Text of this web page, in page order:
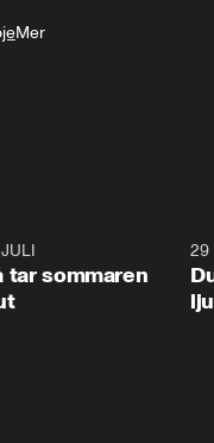
Mer
tar sommaren
29